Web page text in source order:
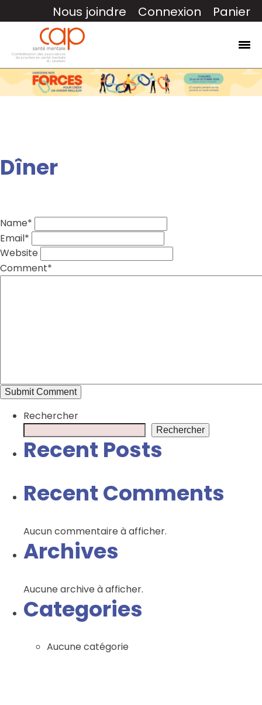
Nous joindre Connexion Panier
Dîner
Name*
Email*
Website
Comment*
Rechercher
Rechercher
Recent Posts
Recent Comments
Aucun commentaire à afficher.
Archives
Aucune archive à afficher.
Categories
Aucune catégorie